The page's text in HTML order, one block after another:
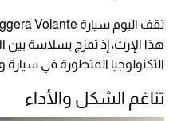
هذا الإرث، إذ تمزج بسلاسة بين
التكنولوجيا المتطورة في سيارة
تناغم الشكل والأداء